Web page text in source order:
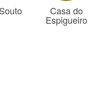
Casa do
Espigueiro